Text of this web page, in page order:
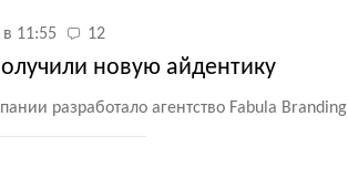
11:55 12
новую айдентику
разработало агентство Fabula Branding